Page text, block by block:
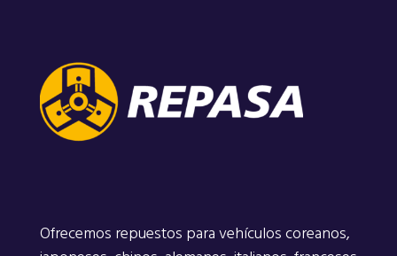
Ofrecemos repuestos para vehículos coreanos,